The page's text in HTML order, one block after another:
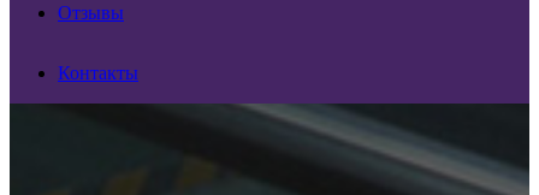
Отзывы
Контакты